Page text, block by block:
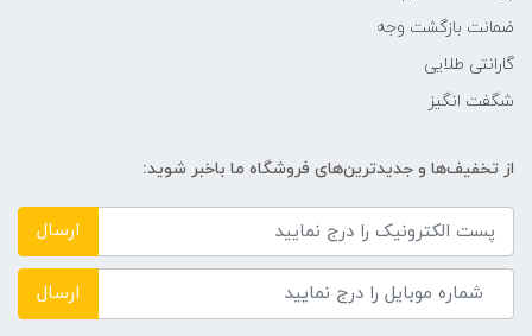
حافظه دستگاه
---
ضمانت بازگشت وجه
گارانتی طلایی
شگفت انگیز
از تخفیف‌ها و جدیدترین‌های فروشگاه ما باخبر شوید:
ارسال
ارسال